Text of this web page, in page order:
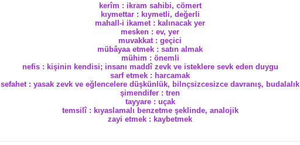
kerîm : ikram sahibi, cömert
kıymettar : kıymetli, değerli
mahall-i ikamet : kalınacak yer
mesken : ev, yer
muvakkat : geçici
mübâyaa etmek : satın almak
mühim : önemli
nefis : kişinin kendisi; insanı maddî zevk ve isteklere sevk eden duygu
sarf etmek : harcamak
sefahet : yasak zevk ve eğlencelere düşkünlük, bilnçsizcesizce davranış, budalalık
şimendifer : tren
tayyare : uçak
temsilî : kıyaslamalı benzetme şeklinde, analojik
zayi etmek : kaybetmek